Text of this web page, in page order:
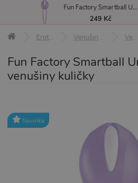
MENU
Erotické pomůcky Venušiny kuličky, činky, Ben-Wa Venušiny kuličky
Fun Factory Smartball
venušiny kuličky
Novinka
Fun Factory Smartball Uno (Lavender), venušiny kuličky
249 Kč